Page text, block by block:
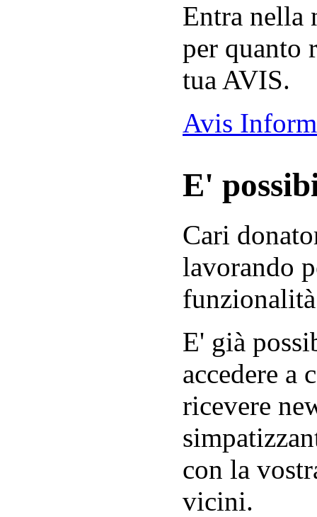
Entra nella
per quanto
tua AVIS.
Avis
E'
Cari
lavorando
E' già
accedere a
ricevere
con la
vicini.